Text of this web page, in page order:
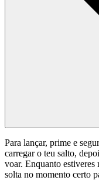
Para lançar, prime e
carregar o teu salto,
voar. Enquanto
solta no momento certo